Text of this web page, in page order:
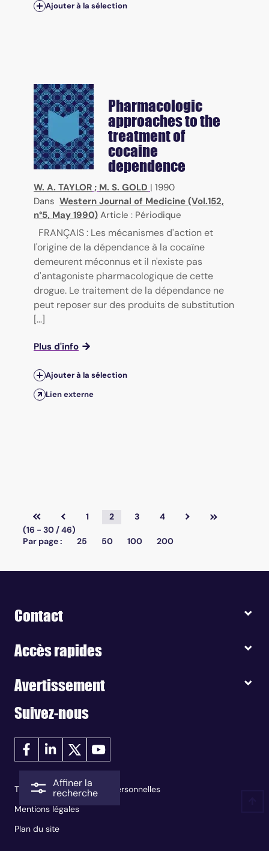
Affiner la
recherche
Ajouter à la sélection
Pharmacologic
approaches to the
treatment of
cocaine
dependence
W. A. TAYLOR ; M. S. GOLD | 1990
Dans Western Journal of Medicine (Vol.152,
n°5, May 1990) Article : Périodique
FRANÇAIS : Les mécanismes d'action et
l'origine de la dépendance à la cocaïne
demeurent méconnus et il n'existe pas
d'antagoniste pharmacologique de cette
drogue. Le traitement de la dépendance ne
peut reposer sur des produits de substitution
[...]
Plus d'info
Ajouter à la sélection
Lien externe
1 2 3
4
(16 - 30 / 46)
Par page :
25 50 100 200
Contact
Accès rapides
Avertissement
Suivez-nous
Traitement des données personnelles
Mentions légales
Plan du site